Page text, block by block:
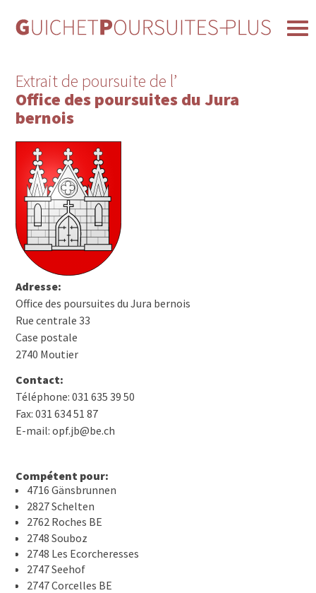
Extrait de poursuite de l’
Office des poursuites du Jura
bernois
Adresse:
Office des poursuites du Jura bernois
Rue centrale 33
Case postale
2740 Moutier
Contact:
Téléphone: 031 635 39 50
Fax: 031 634 51 87
E-mail: opf.jb@be.ch
Compétent pour:
4716 Gänsbrunnen
2827 Schelten
2762 Roches BE
2748 Souboz
2748 Les Ecorcheresses
2747 Seehof
2747 Corcelles BE